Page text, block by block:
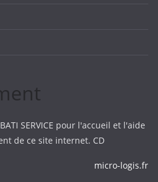
SERVICE pour l'accueil et l'aide
de ce site internet. CD
micro-logis.fr